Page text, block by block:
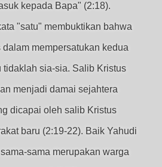
kepada Bapa" (2:18).
"satu" membuktikan bahwa
mempersatukan kedua
tidaklah sia-sia. Salib Kristus
menjadi damai sejahtera
dicapai oleh salib Kristus
baru (2:19-22). Baik Yahudi
sama merupakan warga